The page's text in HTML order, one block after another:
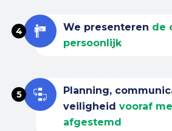
4 We presenteren de
persoonlijk
5
Planning,
veiligheid vooraf
afgestemd